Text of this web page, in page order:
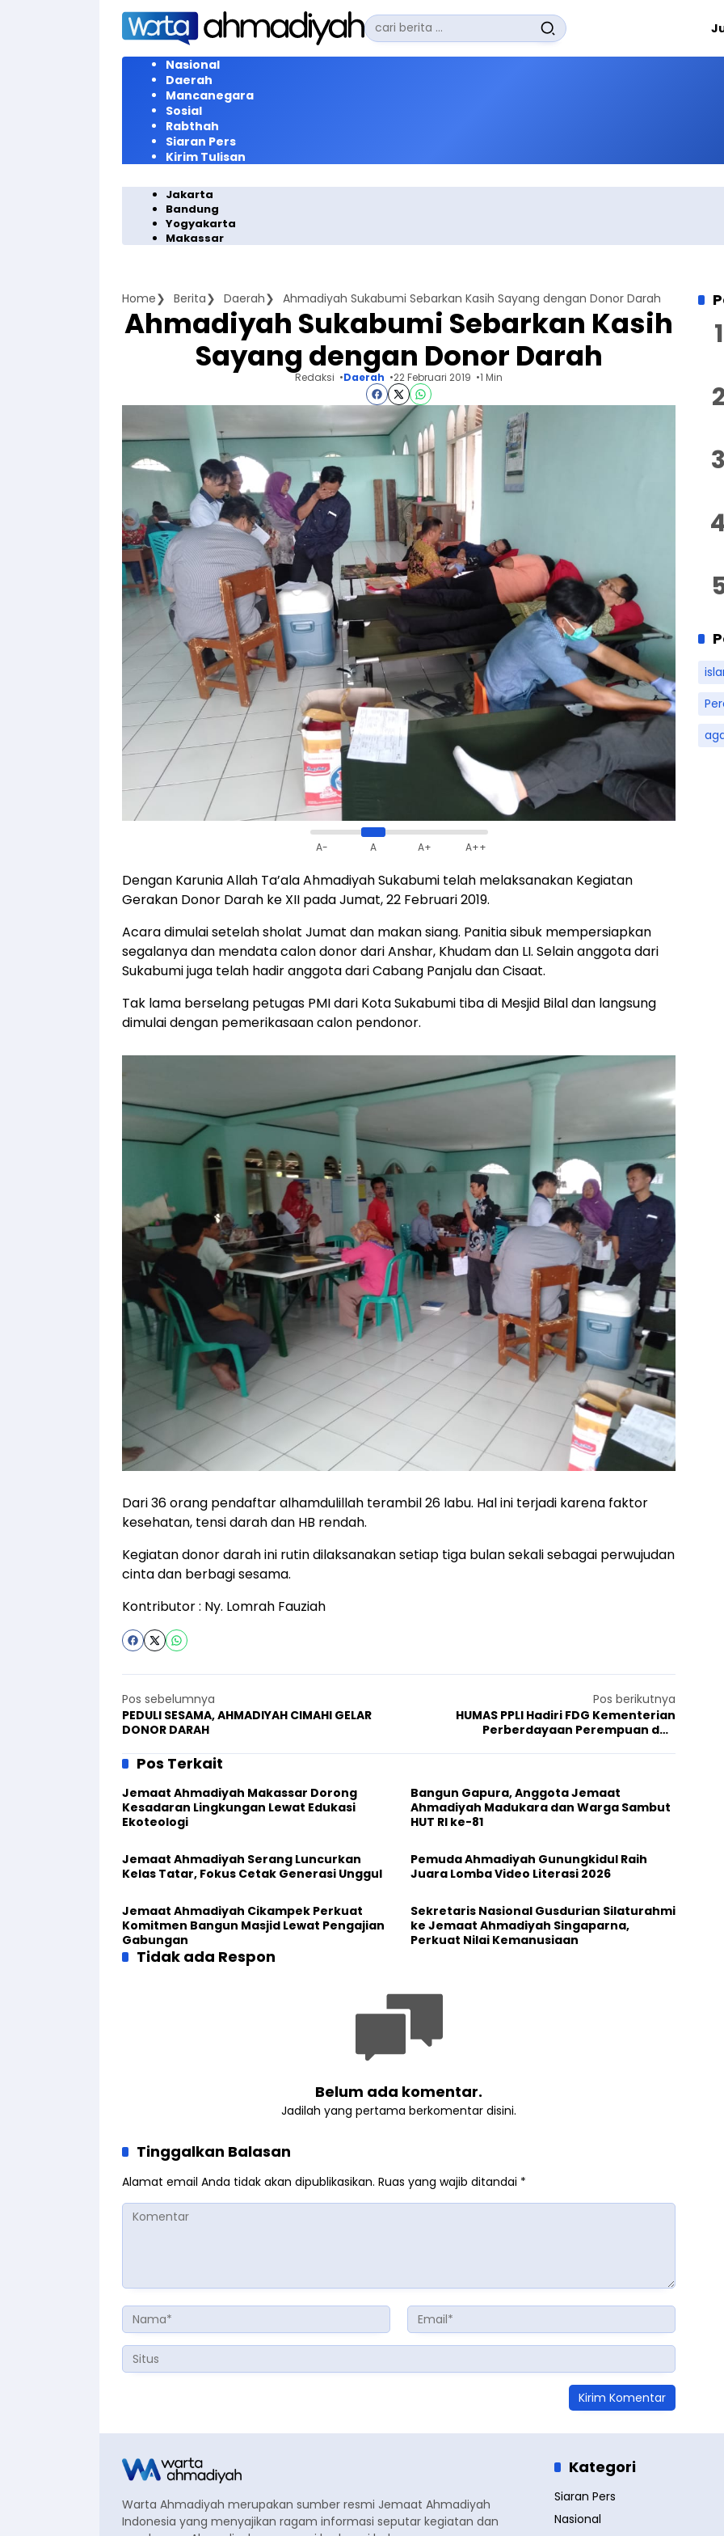
Langsung
konten
Pencarian
untuk:
Nasional
Daerah
Mancanegara
Sosial
Rabthah
Siaran Pers
Kirim Tulisan
Jakarta
Bandung
Yogyakarta
Makassar
Home Berita Daerah Ahmadiyah Sukabumi Sebarkan Kasih Sayang dengan Donor Darah
Ahmadiyah Sukabumi Sebarkan Kasih
Sayang dengan Donor Darah
Redaksi Daerah 22 Februari 2019 1 Min
A- A A+ A++
Dengan Karunia Allah Ta’ala Ahmadiyah Sukabumi telah melaksanakan Kegiatan
Gerakan Donor Darah ke XII pada Jumat, 22 Februari 2019.
Acara dimulai setelah sholat Jumat dan makan siang. Panitia sibuk mempersiapkan
segalanya dan mendata calon donor dari Anshar, Khudam dan LI. Selain anggota dari
Sukabumi juga telah hadir anggota dari Cabang Panjalu dan Cisaat.
Tak lama berselang petugas PMI dari Kota Sukabumi tiba di Mesjid Bilal dan langsung
dimulai dengan pemerikasaan calon pendonor.
Dari 36 orang pendaftar alhamdulillah terambil 26 labu. Hal ini terjadi karena faktor
kesehatan, tensi darah dan HB rendah.
Kegiatan donor darah ini rutin dilaksanakan setiap tiga bulan sekali sebagai perwujudan
cinta dan berbagi sesama.
Kontributor : Ny. Lomrah Fauziah
Pos sebelumnya
PEDULI SESAMA, AHMADIYAH CIMAHI GELAR
DONOR DARAH
Pos berikutnya
HUMAS PPLI Hadiri FDG Kementerian
Perberdayaan Perempuan dan
Pos Terkait
Jemaat Ahmadiyah Makassar Dorong
Kesadaran Lingkungan Lewat Edukasi
Ekoteologi
Bangun Gapura, Anggota Jemaat
Ahmadiyah Madukara dan Warga Sambut
HUT RI ke-81
Jemaat Ahmadiyah Serang Luncurkan
Kelas Tatar, Fokus Cetak Generasi Unggul
Pemuda Ahmadiyah Gunungkidul Raih
Juara Lomba Video Literasi 2026
Jemaat Ahmadiyah Cikampek Perkuat
Komitmen Bangun Masjid Lewat Pengajian
Gabungan
Sekretaris Nasional Gusdurian Silaturahmi
ke Jemaat Ahmadiyah Singaparna,
Perkuat Nilai Kemanusiaan
Tidak ada Respon
Belum ada komentar.
Jadilah yang pertama berkomentar disini.
Tinggalkan Balasan
Alamat email Anda tidak akan dipublikasikan. Ruas yang wajib ditandai *
Warta Ahmadiyah merupakan sumber resmi Jemaat Ahmadiyah
Indonesia yang menyajikan ragam informasi seputar kegiatan dan
Kategori
Siaran Pers
Nasional